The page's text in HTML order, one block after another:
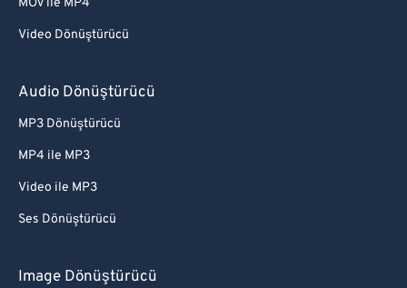
MOV ile MP4
Video Dönüştürücü
Audio Dönüştürücü
MP3 Dönüştürücü
MP4 ile MP3
Video ile MP3
Ses Dönüştürücü
Image Dönüştürücü